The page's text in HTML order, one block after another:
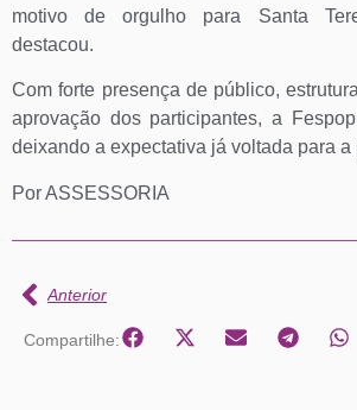
motivo de orgulho para Santa
destacou.
Com forte presença de público,
aprovação dos participantes, a
deixando a expectativa já voltada para a
Por ASSESSORIA
Anterior
Compartilhe: